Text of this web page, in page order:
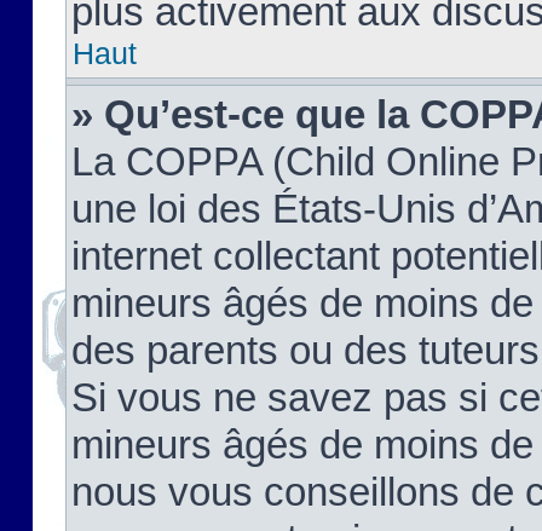
plus activement aux
Haut
» Qu’est-ce que la
La COPPA (Child Online
une loi des États-Unis
internet collectant
mineurs âgés de moins
des parents ou des
Si vous ne savez pas si
mineurs âgés de moins
nous vous conseillons de